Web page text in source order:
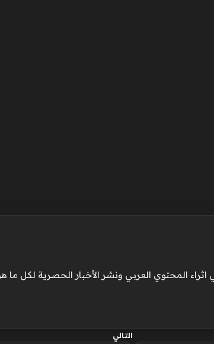
المحتوي العربي ونشر الأخبار الحصرية لكل ما
التالي